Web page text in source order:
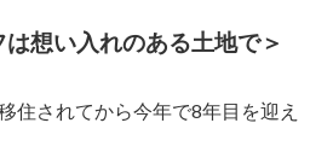
は想い入れのある土地で＞
住されてから今年で8年目を迎え